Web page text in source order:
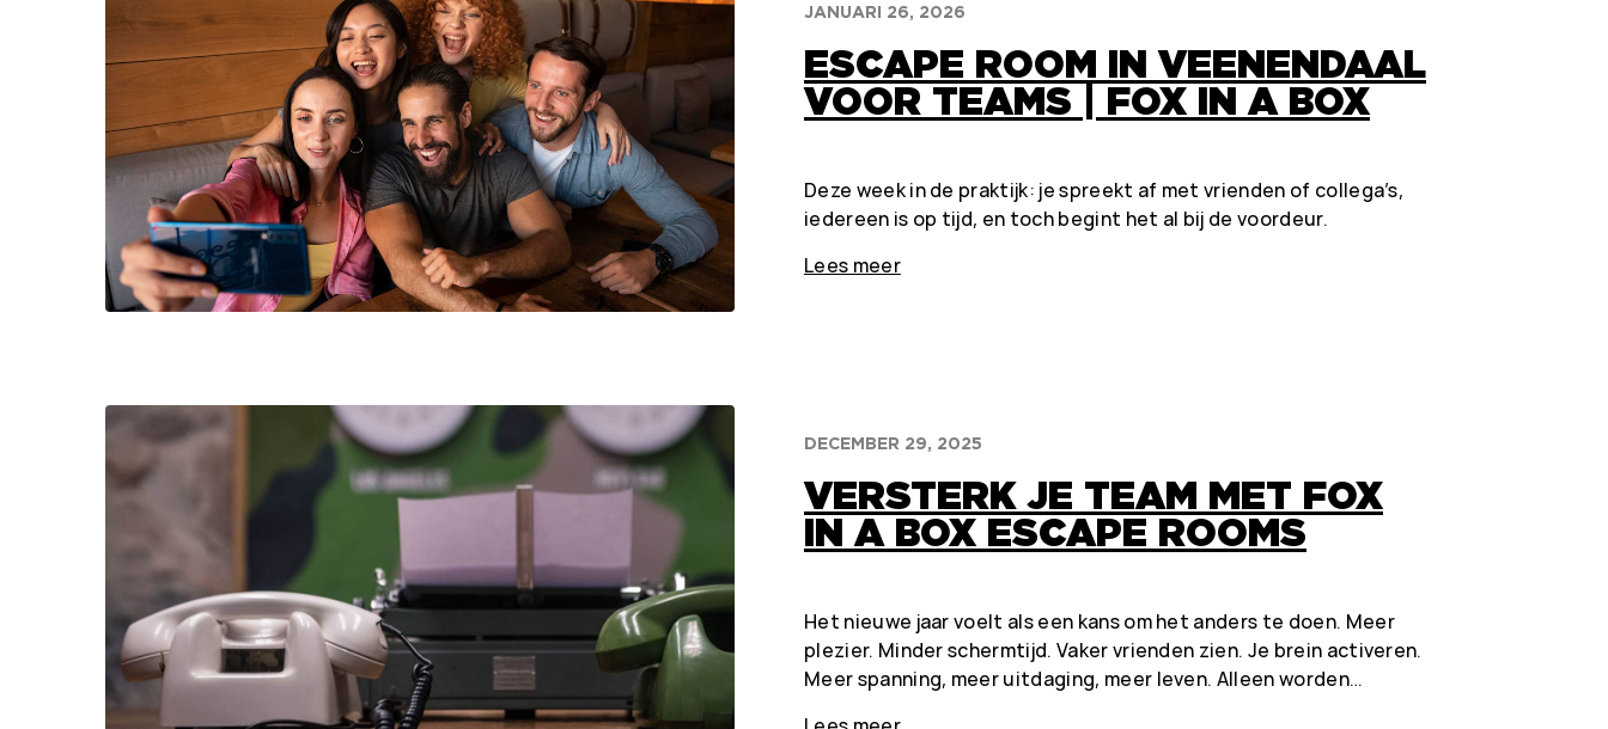
JANUARI 26, 2026
ESCAPE ROOM IN VEENENDAAL
VOOR TEAMS | FOX IN A BOX
Deze week in de praktijk: je spreekt af met vrienden of collega’s,
iedereen is op tijd, en toch begint het al bij de voordeur.
Lees meer
DECEMBER 29, 2025
VERSTERK JE TEAM MET FOX
IN A BOX ESCAPE ROOMS
Het nieuwe jaar voelt als een kans om het anders te doen. Meer
plezier. Minder schermtijd. Vaker vrienden zien. Je brein activeren.
Meer spanning, meer uitdaging, meer leven. Alleen worden…